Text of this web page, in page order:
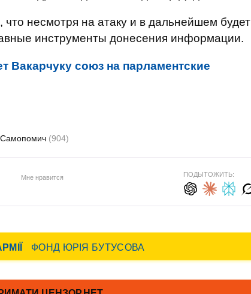
несмотря на атаку и в дальнейшем будет
инструменты донесения информации.
Вакарчуку союз на парламентские
Самопомич (904)
Мне нравится ПОДЫТОЖИТЬ: